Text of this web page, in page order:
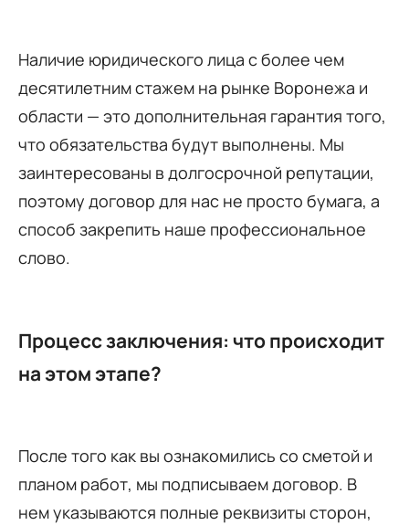
Наличие юридического лица с более чем
десятилетним стажем на рынке Воронежа и
области — это дополнительная гарантия того,
что обязательства будут выполнены. Мы
заинтересованы в долгосрочной репутации,
поэтому договор для нас не просто бумага, а
способ закрепить наше профессиональное
слово.
Процесс заключения: что происходит
на этом этапе?
После того как вы ознакомились со сметой и
планом работ, мы подписываем договор. В
нем указываются полные реквизиты сторон,